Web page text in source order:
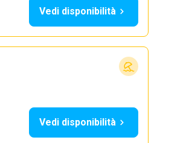
Vedi disponibilità
Vedi disponibilità